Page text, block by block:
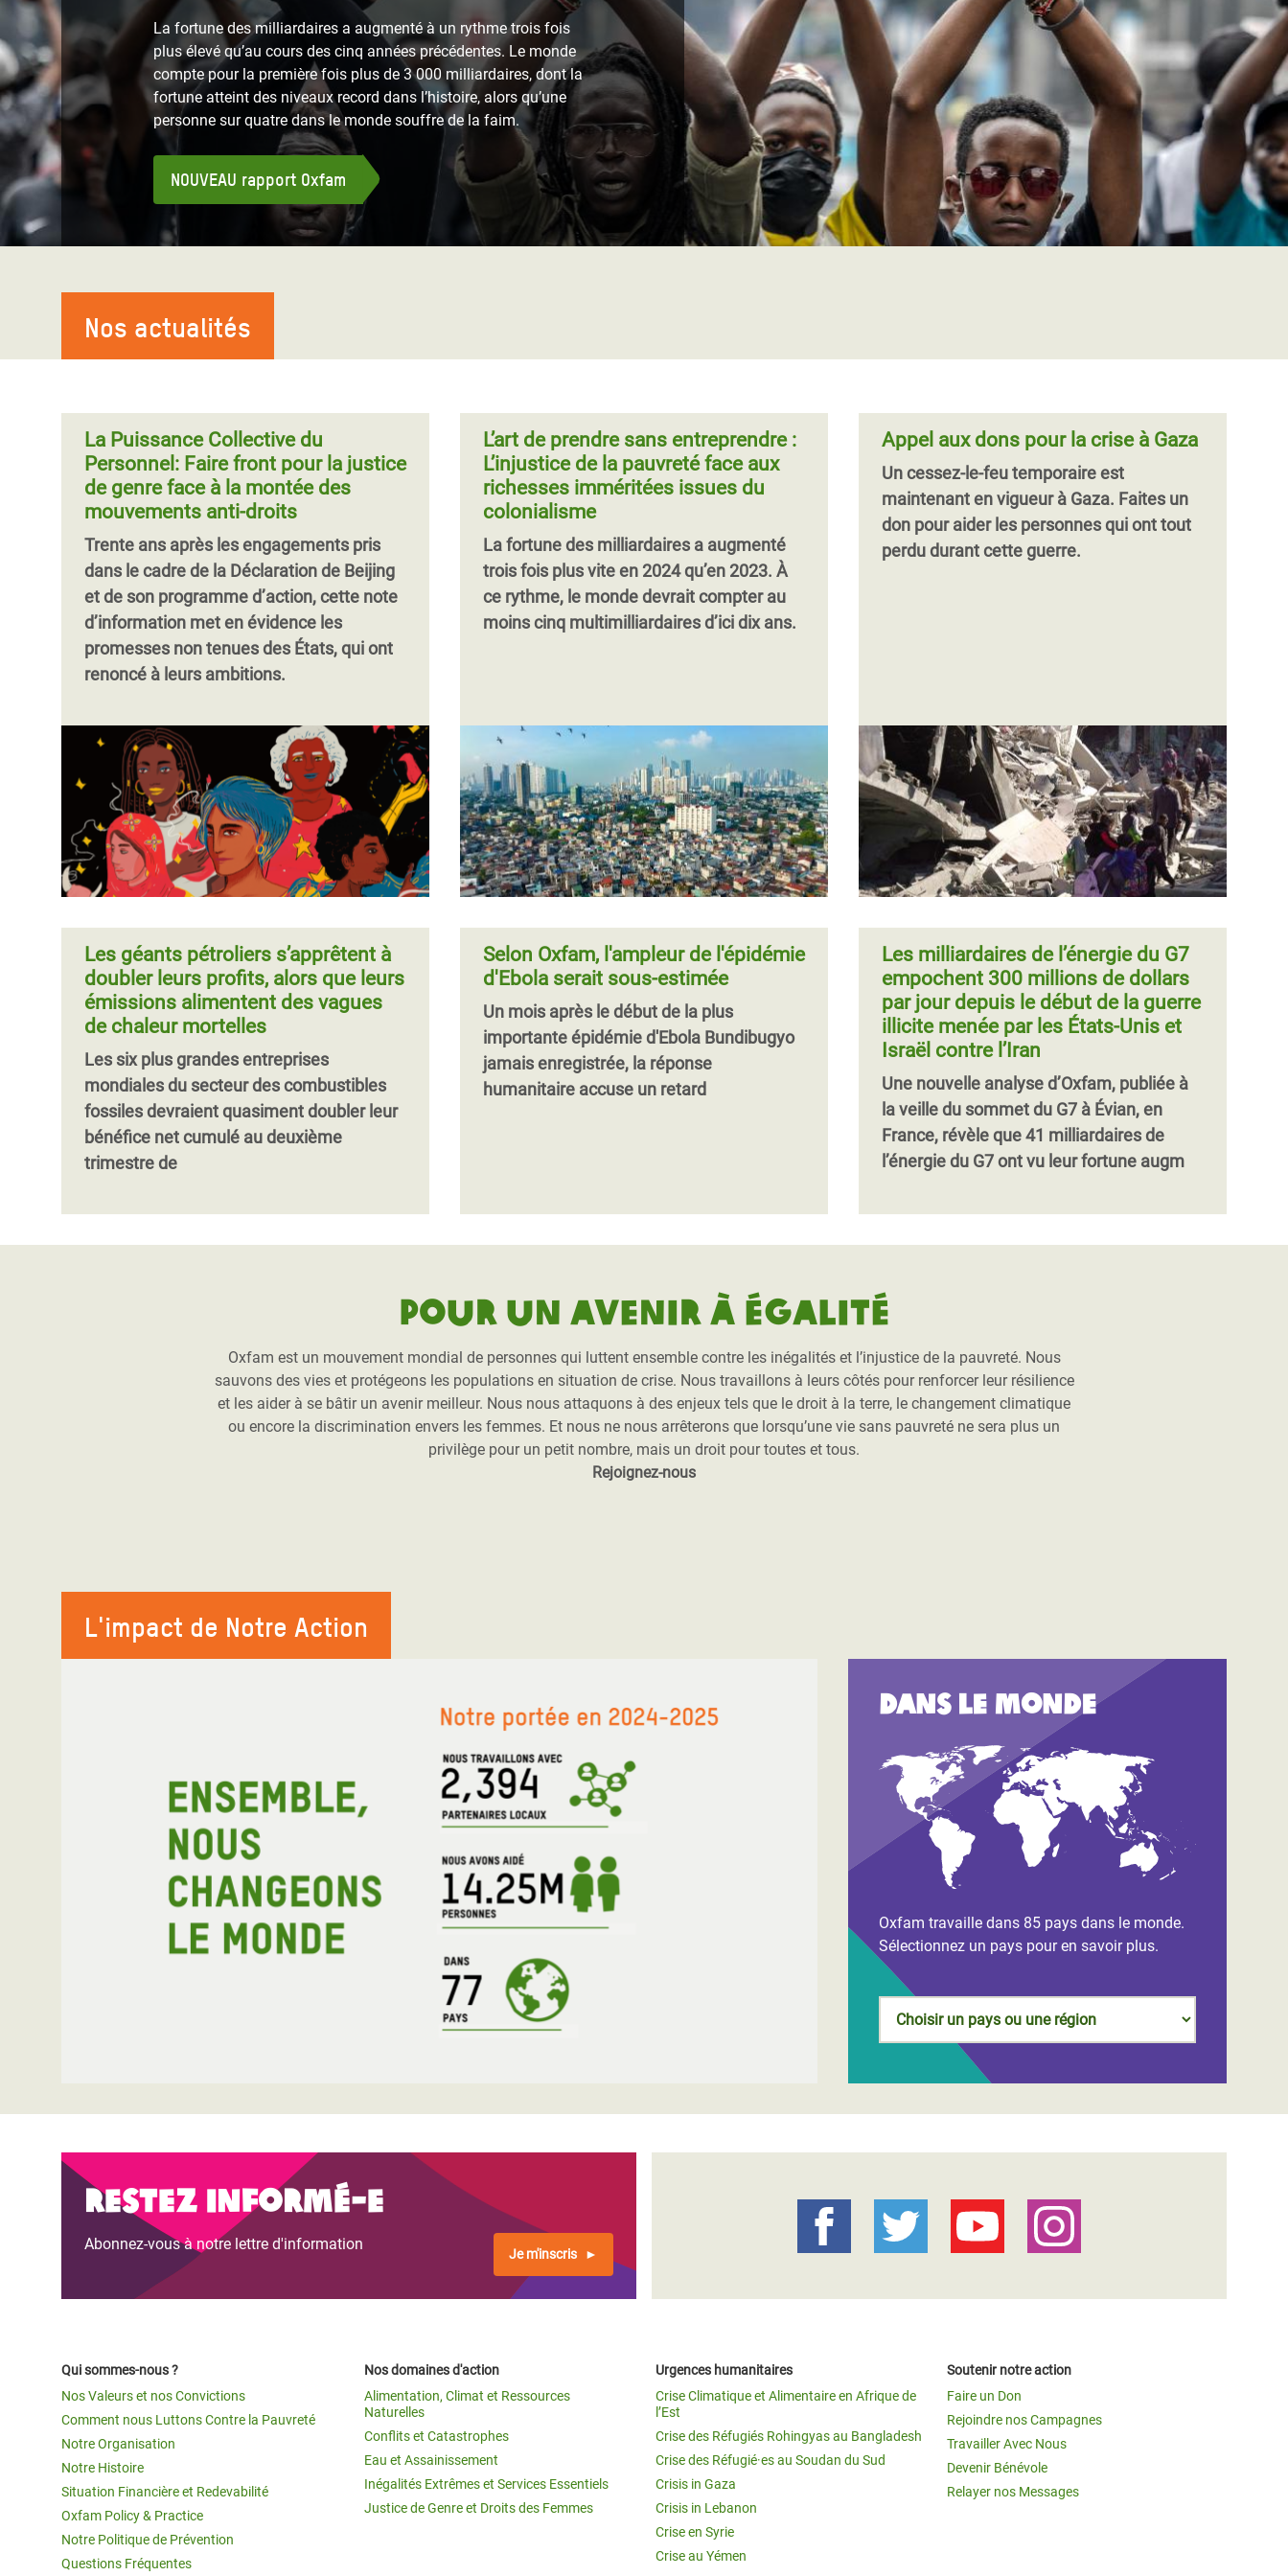
Conflits et Catastrophes
Inégalités Extrêmes et
Services Essentiels
Inequality and Rights in a
Digital Age
Gender, Rights, and Justice
Crise Climatique et
Alimentaire en Afrique de
l’Est
Crise au Yémen
Crise des Réfugiés Rohingyas
au Bangladesh
Crise des Réfugié·es au
Soudan du Sud
#MonClimatMonAvenir
Mettons Fin à la Souffrance qui se Cache
Derrière notre Alimentation
Les Violences Faites aux Femmes et aux
Filles, Ça Suffit !
La fortune des milliardaires a augmenté à un rythme trois fois
plus élevé qu’au cours des cinq années précédentes. Le monde
compte pour la première fois plus de 3 000 milliardaires, dont la
fortune atteint des niveaux record dans l’histoire, alors qu’une
personne sur quatre dans le monde souffre de la faim.
NOUVEAU rapport Oxfam
Nos actualités
La Puissance Collective du
Personnel: Faire front pour la justice
de genre face à la montée des
mouvements anti-droits
Trente ans après les engagements pris
dans le cadre de la Déclaration de Beijing
et de son programme d’action, cette note
d’information met en évidence les
promesses non tenues des États, qui ont
renoncé à leurs ambitions.
L’art de prendre sans entreprendre :
L’injustice de la pauvreté face aux
richesses imméritées issues du
colonialisme
La fortune des milliardaires a augmenté
trois fois plus vite en 2024 qu’en 2023. À
ce rythme, le monde devrait compter au
moins cinq multimilliardaires d’ici dix ans.
Appel aux dons pour la crise à Gaza
Un cessez-le-feu temporaire est
maintenant en vigueur à Gaza. Faites un
don pour aider les personnes qui ont tout
perdu durant cette guerre.
Les géants pétroliers s’apprêtent à
doubler leurs profits, alors que leurs
émissions alimentent des vagues
de chaleur mortelles
Les six plus grandes entreprises
mondiales du secteur des combustibles
fossiles devraient quasiment doubler leur
bénéfice net cumulé au deuxième
trimestre de
Selon Oxfam, l'ampleur de l'épidémie
d'Ebola serait sous-estimée
Un mois après le début de la plus
importante épidémie d'Ebola Bundibugyo
jamais enregistrée, la réponse
humanitaire accuse un retard
Les milliardaires de l’énergie du G7
empochent 300 millions de dollars
par jour depuis le début de la guerre
illicite menée par les États-Unis et
Israël contre l’Iran
Une nouvelle analyse d’Oxfam, publiée à
la veille du sommet du G7 à Évian, en
France, révèle que 41 milliardaires de
l’énergie du G7 ont vu leur fortune augm
Pour un avenir à égalité
Oxfam est un mouvement mondial de personnes qui luttent ensemble contre les inégalités et l’injustice de la pauvreté. Nous
sauvons des vies et protégeons les populations en situation de crise. Nous travaillons à leurs côtés pour renforcer leur résilience
et les aider à se bâtir un avenir meilleur. Nous nous attaquons à des enjeux tels que le droit à la terre, le changement climatique
ou encore la discrimination envers les femmes. Et nous ne nous arrêterons que lorsqu’une vie sans pauvreté ne sera plus un
privilège pour un petit nombre, mais un droit pour toutes et tous.
Rejoignez-nous
L'impact de Notre Action
Dans le monde
Oxfam travaille dans 85 pays dans le monde.
Sélectionnez un pays pour en savoir plus.
Restez informé-e
Abonnez-vous à notre lettre d'information
Je m'inscris
Qui sommes-nous ?
Nos Valeurs et nos Convictions
Comment nous Luttons Contre la Pauvreté
Notre Organisation
Notre Histoire
Situation Financière et Redevabilité
Oxfam Policy & Practice
Notre Politique de Prévention
Questions Fréquentes
Nos domaines d'action
Alimentation, Climat et Ressources
Naturelles
Conflits et Catastrophes
Eau et Assainissement
Inégalités Extrêmes et Services Essentiels
Justice de Genre et Droits des Femmes
Urgences humanitaires
Crise Climatique et Alimentaire en Afrique de
l’Est
Crise des Réfugiés Rohingyas au Bangladesh
Crise des Réfugié·es au Soudan du Sud
Crisis in Gaza
Crisis in Lebanon
Crise en Syrie
Crise au Yémen
Soutenir notre action
Faire un Don
Rejoindre nos Campagnes
Travailler Avec Nous
Devenir Bénévole
Relayer nos Messages